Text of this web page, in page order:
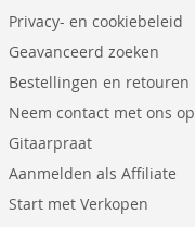
Privacy- en cookiebeleid
Geavanceerd zoeken
Bestellingen en retouren
Neem contact met ons op
Gitaarpraat
Aanmelden als Affiliate
Start met Verkopen